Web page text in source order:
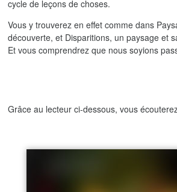
cycle de leçons de choses.
Vous y trouverez en effet comme dans
découverte, et Disparitions, un paysage et
Et vous comprendrez que nous soyions
Grâce au lecteur ci-dessous, vous